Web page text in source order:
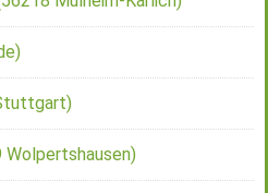
Wolpertshausen)